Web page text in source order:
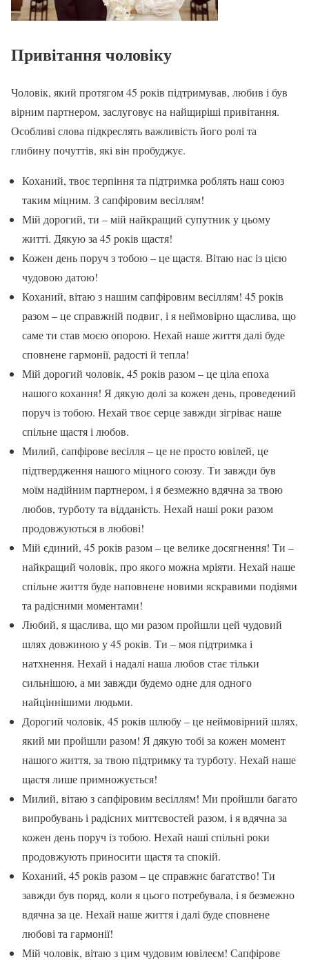
Привітання чоловіку
Чоловік, який протягом 45 років підтримував, любив і був
вірним партнером, заслуговує на найщиріші привітання.
Особливі слова підкреслять важливість його ролі та
глибину почуттів, які він пробуджує.
Коханий, твоє терпіння та підтримка роблять наш союз
таким міцним. З сапфіровим весіллям!
Мій дорогий, ти – мій найкращий супутник у цьому
житті. Дякую за 45 років щастя!
Кожен день поруч з тобою – це щастя. Вітаю нас із цією
чудовою датою!
Коханий, вітаю з нашим сапфіровим весіллям! 45 років
разом – це справжній подвиг, і я неймовірно щаслива, що
саме ти став моєю опорою. Нехай наше життя далі буде
сповнене гармонії, радості й тепла!
Мій дорогий чоловік, 45 років разом – це ціла епоха
нашого кохання! Я дякую долі за кожен день, проведений
поруч із тобою. Нехай твоє серце завжди зігріває наше
спільне щастя і любов.
Милий, сапфірове весілля – це не просто ювілей, це
підтвердження нашого міцного союзу. Ти завжди був
моїм надійним партнером, і я безмежно вдячна за твою
любов, турботу та відданість. Нехай наші роки разом
продовжуються в любові!
Мій єдиний, 45 років разом – це велике досягнення! Ти –
найкращий чоловік, про якого можна мріяти. Нехай наше
спільне життя буде наповнене новими яскравими подіями
та радісними моментами!
Любий, я щаслива, що ми разом пройшли цей чудовий
шлях довжиною у 45 років. Ти – моя підтримка і
натхнення. Нехай і надалі наша любов стає тільки
сильнішою, а ми завжди будемо одне для одного
найціннішими людьми.
Дорогий чоловік, 45 років шлюбу – це неймовірний шлях,
який ми пройшли разом! Я дякую тобі за кожен момент
нашого життя, за твою підтримку та турботу. Нехай наше
щастя лише примножується!
Милий, вітаю з сапфіровим весіллям! Ми пройшли багато
випробувань і радісних миттєвостей разом, і я вдячна за
кожен день поруч із тобою. Нехай наші спільні роки
продовжують приносити щастя та спокій.
Коханий, 45 років разом – це справжнє багатство! Ти
завжди був поряд, коли я цього потребувала, і я безмежно
вдячна за це. Нехай наше життя і далі буде сповнене
любові та гармонії!
Мій чоловік, вітаю з цим чудовим ювілеєм! Сапфірове